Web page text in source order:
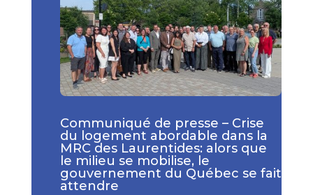
Communiqué de presse – Crise
du logement abordable dans la
MRC des Laurentides: alors que
le milieu se mobilise, le
gouvernement du Québec se fait
attendre